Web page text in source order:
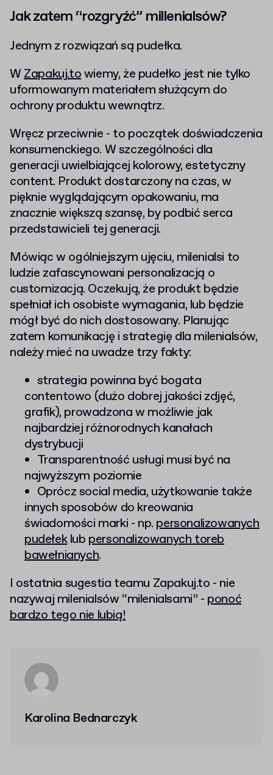
Jak zatem “rozgryźć” millenialsów?
Jednym z rozwiązań są pudełka.
WZapakuj.towiemy, że pudełko jest nie tylko
uformowanym materiałem służącym do
ochrony produktu wewnątrz.
Wręcz przeciwnie - to początek doświadczenia
konsumenckiego. W szczególności dla
generacji uwielbiającej kolorowy, estetyczny
content. Produkt dostarczony na czas, w
pięknie wyglądającym opakowaniu, ma
znacznie większą szansę, by podbić serca
przedstawicieli tej generacji.
Mówiąc w ogólniejszym ujęciu, milenialsi to
ludzie zafascynowani personalizacją o
customizacją. Oczekują, że produkt będzie
spełniał ich osobiste wymagania, lub będzie
mógł być do nich dostosowany. Planując
zatem komunikację i strategię dla milenialsów,
należy mieć na uwadze trzy fakty:
strategia powinna być bogata
contentowo (dużo dobrej jakości zdjęć,
grafik), prowadzona w możliwie jak
najbardziej różnorodnych kanałach
dystrybucji
Transparentność usługi musi być na
najwyższym poziomie
Oprócz social media, użytkowanie także
innych sposobów do kreowania
świadomości marki - np. personalizowanych
pudełeklub personalizowanych toreb
bawełnianych.
I ostatnia sugestia teamu Zapakuj.to - nie
nazywaj milenialsów “milenialsami” - ponoć
bardzo tego nie lubią!
Karolina Bednarczyk